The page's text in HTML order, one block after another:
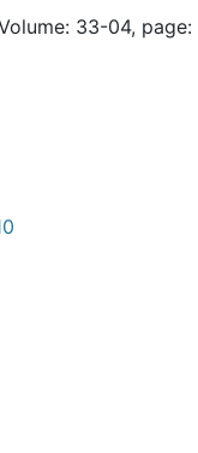
33-04, page: